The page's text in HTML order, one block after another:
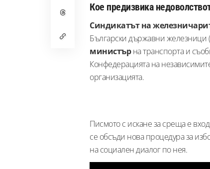
Кое предизвика
Синдикатът на
Български държавни железници
министърна транспорта и
Конфедерацията на
организацията.
Писмото с искане за среща е
се обсъди нова процедура за
на социален диалог по нея.